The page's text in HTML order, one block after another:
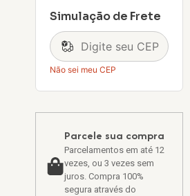
Simulação de Frete
Não sei meu CEP
Parcele sua compra
Parcelamentos em até 12
vezes, ou 3 vezes sem
juros. Compra 100%
segura através do